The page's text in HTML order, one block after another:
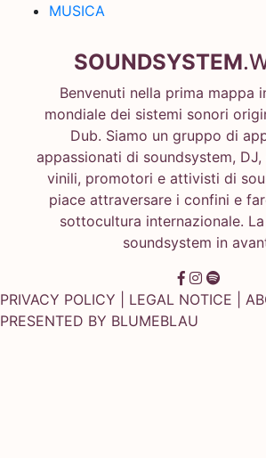
MUSICA
SOUNDSYSTEM
Benvenuti nella prima mappa
mondiale dei sistemi sonori
Dub. Siamo un gruppo di
appassionati di soundsystem,
vinili, promotori e attivisti di
piace attraversare i confini e
sottocultura internazionale.
soundsystem in
PRIVACY POLICY LEGAL NOTICE
PRESENTED BY BLUMEBLAU